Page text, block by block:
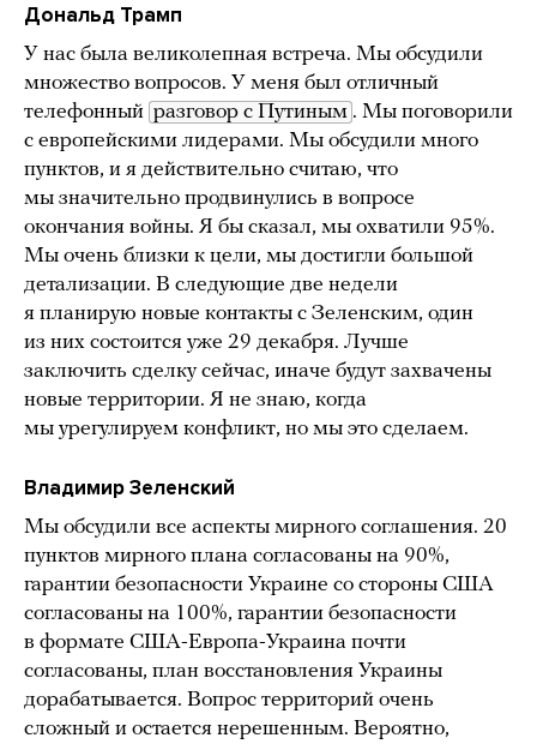
Дональд Трамп
У нас была великолепная встреча. Мы обсудили
множество вопросов. У меня был отличный
телефонный разговор с Путиным . Мы поговорили
с европейскими лидерами. Мы обсудили много
пунктов, и я действительно считаю, что
мы значительно продвинулись в вопросе
окончания войны. Я бы сказал, мы охватили 95%.
Мы очень близки к цели, мы достигли большой
детализации. В следующие две недели
я планирую новые контакты с Зеленским, один
из них состоится уже 29 декабря. Лучше
заключить сделку сейчас, иначе будут захвачены
новые территории. Я не знаю, когда
мы урегулируем конфликт, но мы это сделаем.
Владимир Зеленский
Мы обсудили все аспекты мирного соглашения. 20
пунктов мирного плана согласованы на 90%,
гарантии безопасности Украине со стороны США
согласованы на 100%, гарантии безопасности
в формате США-Европа-Украина почти
согласованы, план восстановления Украины
дорабатывается. Вопрос территорий очень
сложный и остается нерешенным. Вероятно,